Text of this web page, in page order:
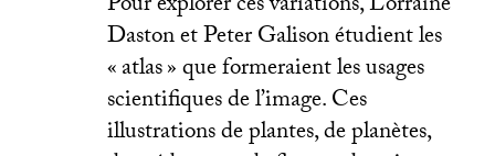
Daston et Peter Galison étudient les
«atlas» que formeraient les usages
scientifiques de l’image. Ces
illustrations de plantes, de planètes,